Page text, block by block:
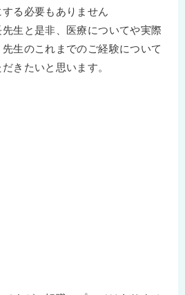
る必要もありません
生と是非、医療についてや実際
生のこれまでのご経験について
きたいと思います。